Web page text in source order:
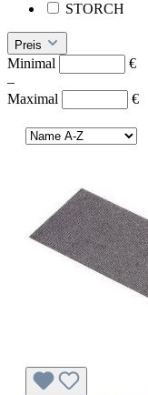
STORCH
Preis
Minimal
€
–
Maximal
€